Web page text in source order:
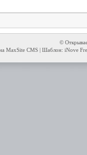
©
MaxSite CMS | Шаблон: iNove